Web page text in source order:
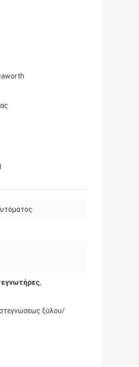
,
ξύλου/